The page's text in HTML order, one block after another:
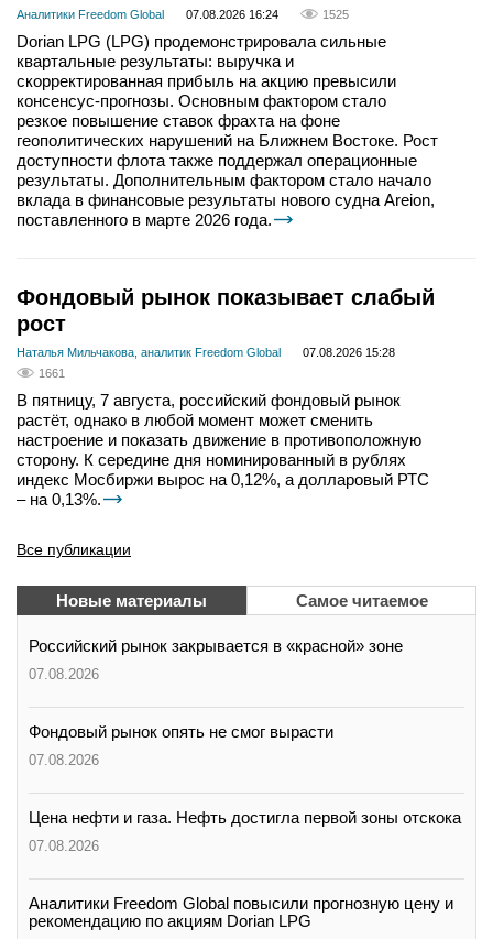
Аналитики Freedom Global 07.08.2026 16:24 1525
Dorian LPG (LPG) продемонстрировала сильные
квартальные результаты: выручка и
скорректированная прибыль на акцию превысили
консенсус-прогнозы. Основным фактором стало
резкое повышение ставок фрахта на фоне
геополитических нарушений на Ближнем Востоке. Рост
доступности флота также поддержал операционные
результаты. Дополнительным фактором стало начало
вклада в финансовые результаты нового судна Areion,
поставленного в марте 2026 года.
Фондовый рынок показывает слабый
рост
Наталья Мильчакова, аналитик Freedom Global
07.08.2026 15:28
1661
В пятницу, 7 августа, российский фондовый рынок
растёт, однако в любой момент может сменить
настроение и показать движение в противоположную
сторону. К середине дня номинированный в рублях
индекс Мосбиржи вырос на 0,12%, а долларовый РТС
– на 0,13%.
Все публикации
Новые материалы Самое читаемое
Российский рынок закрывается в «красной» зоне
07.08.2026
Фондовый рынок опять не смог вырасти
07.08.2026
Цена нефти и газа. Нефть достигла первой зоны отскока
07.08.2026
Аналитики Freedom Global повысили прогнозную цену и
рекомендацию по акциям Dorian LPG